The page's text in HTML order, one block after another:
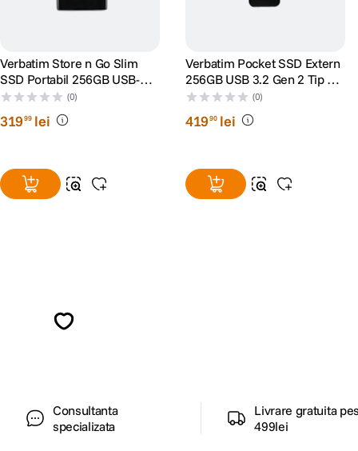
Verbatim Store n Go Slim
SSD Portabil 256GB USB-C
Negru
(0)
31999 lei
Verbatim Pocket SSD Extern
256GB USB 3.2 Gen 2 Tip C
Negru/Gri
(0)
41990 lei
Consultanta
specializata
Livrare gratuita
499lei